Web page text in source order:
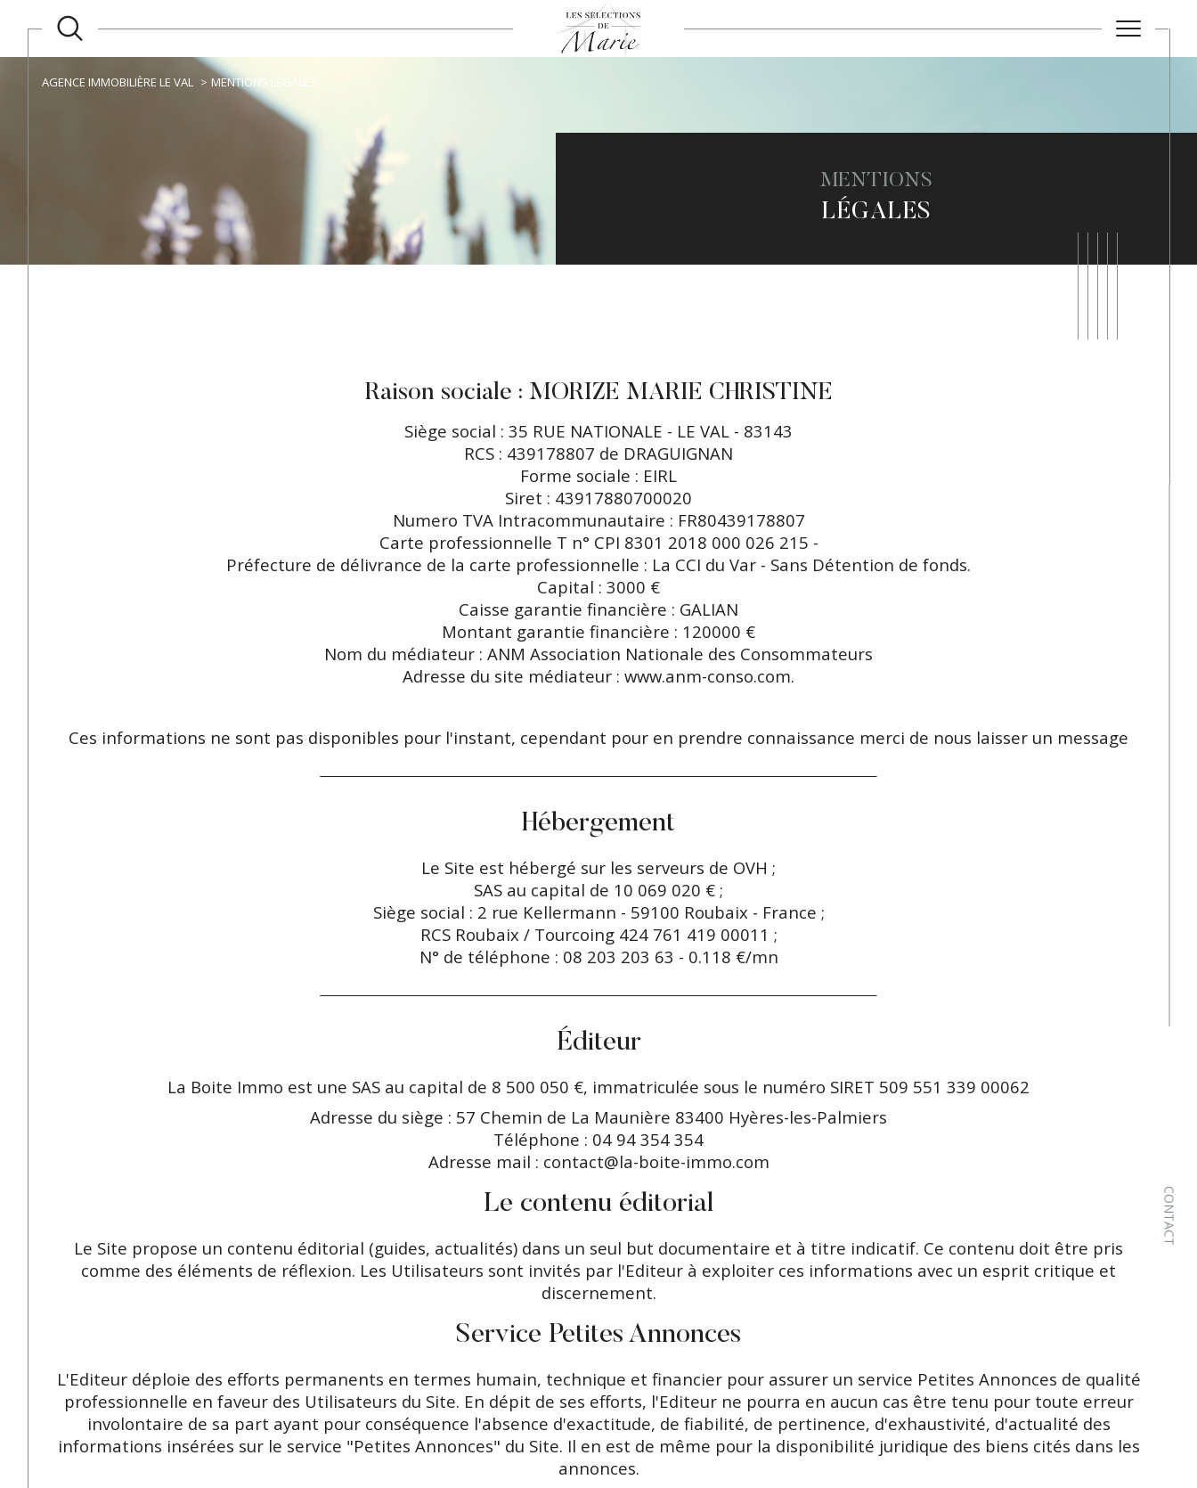
CONTACT
AGENCE IMMOBILIÈRE LE VAL MENTIONS LÉGALES
MENTIONS
LÉGALES
Raison sociale : MORIZE MARIE CHRISTINE
Siège social : 35 RUE NATIONALE - LE VAL - 83143
RCS : 439178807 de DRAGUIGNAN
Forme sociale : EIRL
Siret : 43917880700020
Numero TVA Intracommunautaire : FR80439178807
Carte professionnelle T n° CPI 8301 2018 000 026 215 -
Préfecture de délivrance de la carte professionnelle : La CCI du Var - Sans Détention de fonds.
Capital : 3000 €
Caisse garantie financière : GALIAN
Montant garantie financière : 120000 €
Nom du médiateur : ANM Association Nationale des Consommateurs
Adresse du site médiateur : www.anm-conso.com.
Ces informations ne sont pas disponibles pour l'instant, cependant pour en prendre connaissance merci de nous laisser un message
Hébergement
Le Site est hébergé sur les serveurs de OVH ;
SAS au capital de 10 069 020 € ;
Siège social : 2 rue Kellermann - 59100 Roubaix - France ;
RCS Roubaix / Tourcoing 424 761 419 00011 ;
N° de téléphone : 08 203 203 63 - 0.118 €/mn
Éditeur
La Boite Immo est une SAS au capital de 8 500 050 €, immatriculée sous le numéro SIRET 509 551 339 00062
Adresse du siège : 57 Chemin de La Maunière 83400 Hyères-les-Palmiers
Téléphone : 04 94 354 354
Adresse mail : contact@la-boite-immo.com
Le contenu éditorial
Le Site propose un contenu éditorial (guides, actualités) dans un seul but documentaire et à titre indicatif. Ce contenu doit être pris
comme des éléments de réflexion. Les Utilisateurs sont invités par l'Editeur à exploiter ces informations avec un esprit critique et
discernement.
Service Petites Annonces
L'Editeur déploie des efforts permanents en termes humain, technique et financier pour assurer un service Petites Annonces de qualité
professionnelle en faveur des Utilisateurs du Site. En dépit de ses efforts, l'Editeur ne pourra en aucun cas être tenu pour toute erreur
involontaire de sa part ayant pour conséquence l'absence d'exactitude, de fiabilité, de pertinence, d'exhaustivité, d'actualité des
informations insérées sur le service "Petites Annonces" du Site. Il en est de même pour la disponibilité juridique des biens cités dans les
annonces.